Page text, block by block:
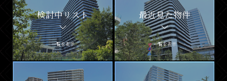
検討中リスト
一覧を表示
最近見た物件
一覧を表示